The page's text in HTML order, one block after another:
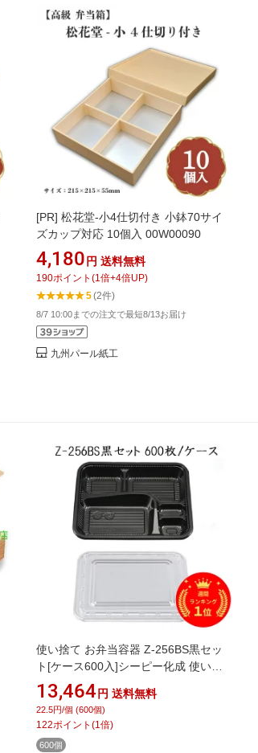
[PR] 松花堂-小4仕切付き 小鉢70サイ
ズカップ対応 10個入 00W00090
4,180 円 送料無料
190ポイント (1倍+4倍UP)
5(2件)
8/7 10:00までの注文で最短8/13お届け
九州パール紙工
使い捨て お弁当容器 Z-256BS黒セッ
ト[ケース600入]シーピー化成 使い捨
て お弁当箱 弁当容器 業務用 宅配 持ち
帰り テイクアウト 使い捨て容器 使い
捨て 容器 蓋付き フタ付き
13,464 円 送料無料
22.5円/個 (600個)
122ポイント (1倍)
600個